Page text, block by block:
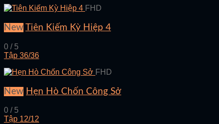
FHD
New Tiên Kiếm Kỳ Hiệp 4
0 / 5
Tập 36/36
FHD
New Hẹn Hò Chốn Công Sở
0 / 5
Tập 12/12